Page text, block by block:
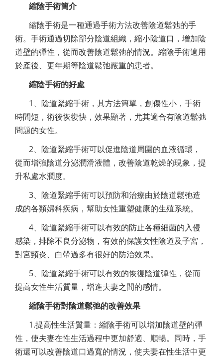
縮陰手術簡介
縮陰手術是一種通過手術方法改善陰道鬆弛的手
術。手術通過切除部分陰道組織，縮小陰道口，增加陰
道壁的彈性，從而改善陰道鬆弛的情況。縮陰手術適用
於產後、更年期等陰道鬆弛嚴重的患者。
縮陰手術的好處
1、陰道緊縮手術，其方法簡單，創傷性小，手術
時間短，術後恢復快，效果顯著，尤其適合有陰道鬆弛
問題的女性。
2、陰道緊縮手術可以促進陰道周圍的血液循環，
從而增強陰道分泌潤滑液體，改善陰道乾燥的現象，提
升私處水潤度。
3、陰道緊縮手術可以預防和治療由於陰道鬆弛造
成的各類婦科疾病，幫助女性重塑健康的生殖系統。
4、陰道緊縮手術可以有效的防止各種細菌的入侵
感染，排除不良分泌物，有效的保護女性陰道及子宮，
對宮頸炎、白帶過多有很好的防治效果。
5、陰道緊縮手術可以有效的恢復陰道彈性，從而
提高女性生活質量，增進夫妻之間的感情。
縮陰手術對陰道鬆弛的改善效果
1.提高性生活質量：縮陰手術可以增加陰道壁的彈
性，使夫妻在性生活過程中更加舒適、順暢。同時，手
術還可以改善陰道口過寬的情況，使夫妻在性生活中更